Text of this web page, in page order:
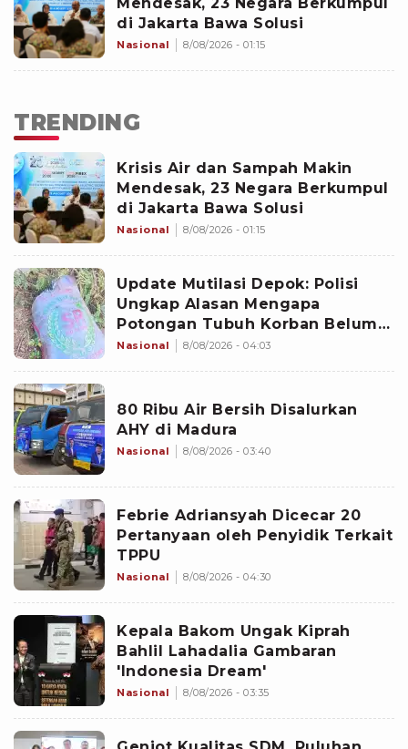
di Jakarta Bawa Solusi
Nasional 8/08/2026 - 01:15
TRENDING
Krisis Air dan Sampah Makin
Mendesak, 23 Negara Berkumpul
di Jakarta Bawa Solusi
Nasional 8/08/2026 - 01:15
Update Mutilasi Depok: Polisi
Ungkap Alasan Mengapa
Potongan Tubuh Korban Belum
Juga Ditemukan
Nasional 8/08/2026 - 04:03
80 Ribu Air Bersih Disalurkan
AHY di Madura
Nasional 8/08/2026 - 03:40
Febrie Adriansyah Dicecar 20
Pertanyaan oleh Penyidik Terkait
TPPU
Nasional 8/08/2026 - 04:30
Kepala Bakom Ungak Kiprah
Bahlil Lahadalia Gambaran
'Indonesia Dream'
Nasional 8/08/2026 - 03:35